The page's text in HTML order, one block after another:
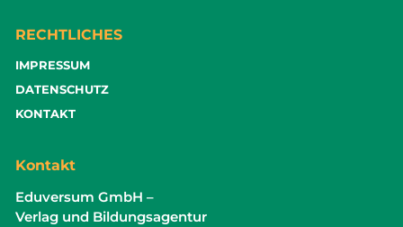
RECHTLICHES
IMPRESSUM
DATENSCHUTZ
KONTAKT
Kontakt
Eduversum GmbH –
Verlag und Bildungsagentur